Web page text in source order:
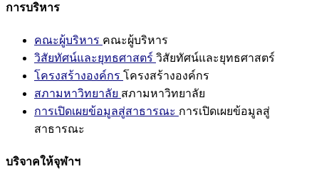
การบริหาร
คณะผู้บริหาร คณะผู้บริหาร
วิสัยทัศน์และยุทธศาสตร์ วิสัยทัศน์และยุทธศาสตร์
โครงสร้างองค์กร โครงสร้างองค์กร
สภามหาวิทยาลัย สภามหาวิทยาลัย
การเปิดเผยข้อมูลสู่สาธารณะ การเปิดเผยข้อมูลสู่
สาธารณะ
บริจาคให้จุฬาฯ